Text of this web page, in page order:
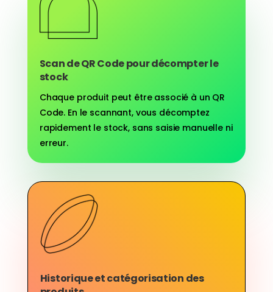
Scan de QR Code pour décompter le
stock
Chaque produit peut être associé à un QR
Code. En le scannant, vous décomptez
rapidement le stock, sans saisie manuelle ni
erreur.
Historique et catégorisation des